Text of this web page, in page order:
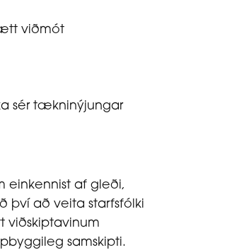
viðmót
sér tækninýjungar
einkennist af gleði,
því að veita starfsfólki
viðskiptavinum
samskipti.